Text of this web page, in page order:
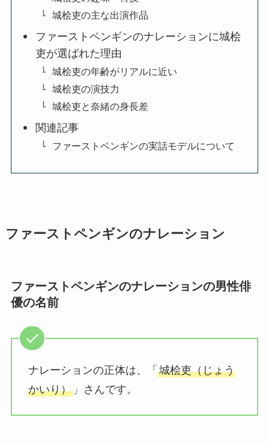
城桧吏の主な出演作品
ファーストペンギンのナレーションに城桧
吏が選ばれた理由
城桧吏の年齢がリアルに近い
城桧吏の演技力
城桧吏と奈緒の身長差
関連記事
ファーストベンギンの実話モデルについて
ファーストペンギンのナレーション
ファーストペンギンのナレーションの男性俳
優の名前
ナレーションの正体は、「 城桧吏（じょう
かいり）」さんです。